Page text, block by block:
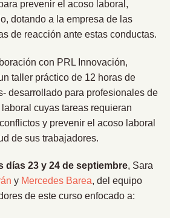
prevenir el acoso laboral,
dotando a la empresa de las
de reacción ante estas conductas.
con PRL Innovación,
taller práctico de 12 horas de
desarrollado para profesionales de
cuyas tareas requieran
y prevenir el acoso laboral
de sus trabajadores.
días 23 y 24 de septiembre, Sara
y Mercedes Barea, del equipo
de este curso enfocado a: